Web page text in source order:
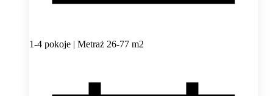
1-4 pokoje | Metraż 26-77 m2